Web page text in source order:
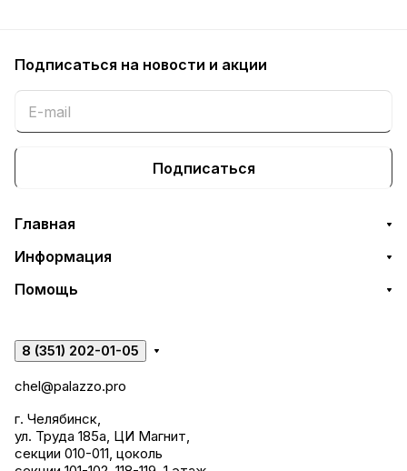
Подписаться на новости и акции
Подписаться
Главная
Информация
Помощь
8 (351) 202-01-05
chel@palazzo.pro
г. Челябинск,
ул. Труда 185а, ЦИ Магнит,
секции 010-011, цоколь